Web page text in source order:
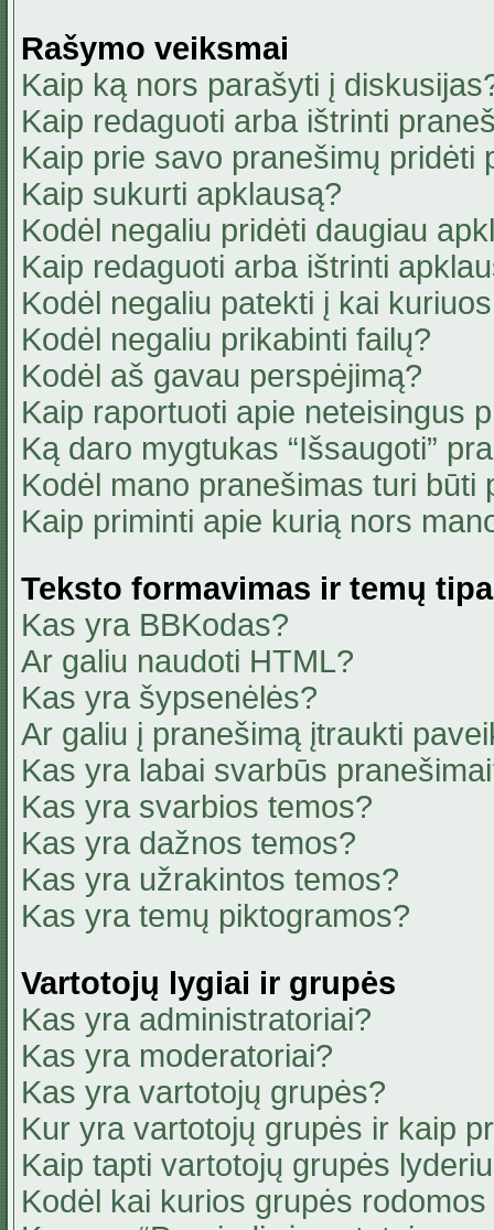
Rašymo veiksmai
Kaip ką nors parašyti į
Kaip redaguoti arba ištrinti
Kaip prie savo pranešimų pridėti
Kaip sukurti apklausą?
Kodėl negaliu pridėti daugiau
Kaip redaguoti arba ištrinti
Kodėl negaliu patekti į kai
Kodėl negaliu prikabinti failų?
Kodėl aš gavau perspėjimą?
Kaip raportuoti apie neteisingus
Ką daro mygtukas “Išsaugoti”
Kodėl mano pranešimas turi būti
Kaip priminti apie kurią nors
Teksto formavimas ir temų
Kas yra BBKodas?
Ar galiu naudoti HTML?
Kas yra šypsenėlės?
Ar galiu į pranešimą įtraukti
Kas yra labai svarbūs
Kas yra svarbios temos?
Kas yra dažnos temos?
Kas yra užrakintos temos?
Kas yra temų piktogramos?
Vartotojų lygiai ir grupės
Kas yra administratoriai?
Kas yra moderatoriai?
Kas yra vartotojų grupės?
Kur yra vartotojų grupės ir kaip
Kaip tapti vartotojų grupės
Kodėl kai kurios grupės